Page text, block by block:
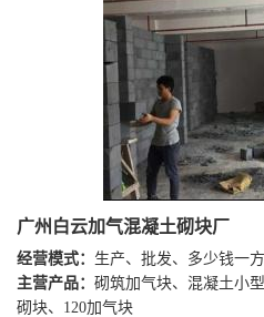
广州白云加气混凝土砌块厂
经营模式： 生产、批发、多少钱一
主营产品： 砌筑加气块、混凝土小
砌块、120加气块